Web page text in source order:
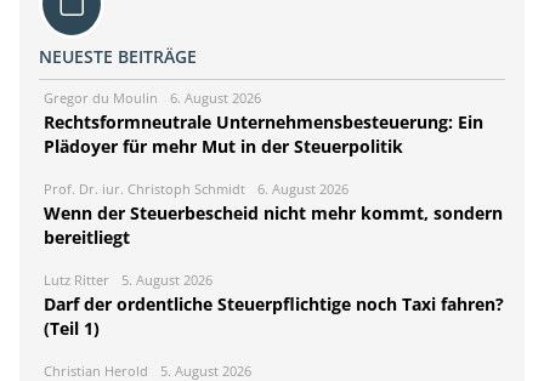
NEUESTE BEITRÄGE
Gregor du Moulin 6. August 2026
Rechtsformneutrale Unternehmensbesteuerung: Ein
Plädoyer für mehr Mut in der Steuerpolitik
Prof. Dr. iur. Christoph Schmidt 6. August 2026
Wenn der Steuerbescheid nicht mehr kommt, sondern
bereitliegt
Lutz Ritter 5. August 2026
Darf der ordentliche Steuerpflichtige noch Taxi fahren?
(Teil 1)
Christian Herold 5. August 2026